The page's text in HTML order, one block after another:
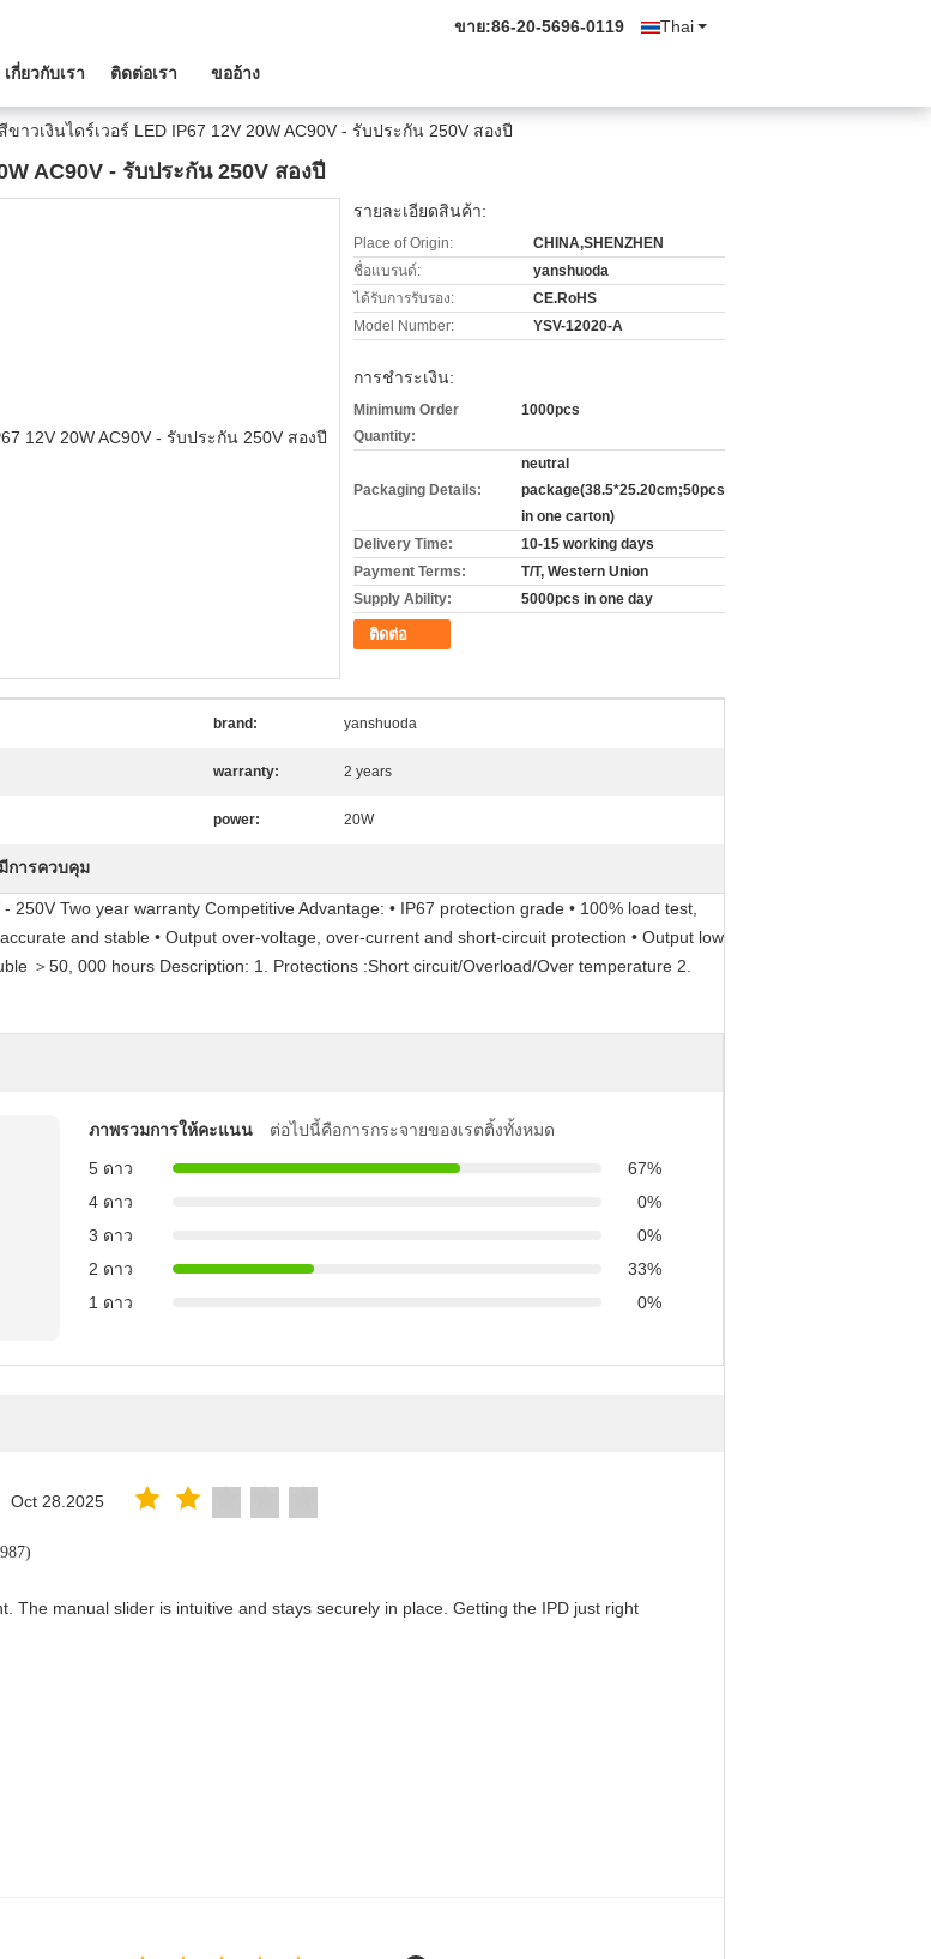
Thai
ขาย:86-20-5696-0119
เกี่ยวกับเรา ติดต่อเรา ขออ้าง
าวเงินไดร์เวอร์ LED IP67 12V 20W AC90V - รับประกัน 250V สองปี
AC90V - รับประกัน 250V สองปี
รายละเอียดสินค้า:
Place of Origin:
CHINA,SHENZHEN
ชื่อแบรนด์:
yanshuoda
ได้รับการรับรอง:
CE.RoHS
Model Number:
YSV-12020-A
การชำระเงิน:
Minimum Order
Quantity:
1000pcs
Packaging Details:
neutral
package(38.5*25.20cm;50pcs
in one carton)
Delivery Time:
10-15 working days
Payment Terms:
T/T, Western Union
Supply Ability:
5000pcs in one day
ติดต่อ
brand: yanshuoda
warranty: 2 years
power: 20W
การควบคุม
Two year warranty Competitive Advantage: • IP67 protection grade • 100% load test,
and stable • Output over-voltage, over-current and short-circuit protection • Output low
＞50, 000 hours Description: 1. Protections :Short circuit/Overload/Over temperature 2.
ภาพรวมการให้คะแนน
ต่อไปนี้คือการกระจายของเรตติ้งทั้งหมด
5 ดาว
67%
4 ดาว
0%
3 ดาว
0%
2 ดาว
33%
1 ดาว
0%
Oct 28.2025
The manual slider is intuitive and stays securely in place. Getting the IPD just right